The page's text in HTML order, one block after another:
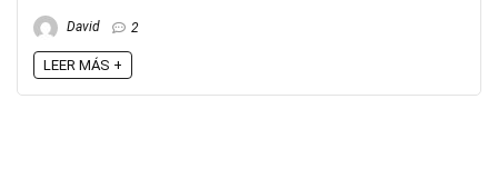
David 2
LEER MÁS +